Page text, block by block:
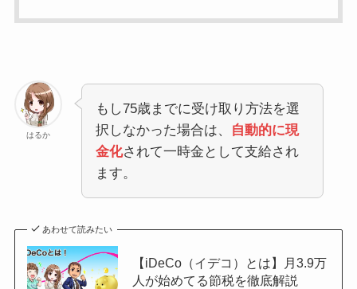
はるか
もし75歳までに受け取り方法を選
択しなかった場合は、
自動的に現
金化されて一時金として支給され
ます。
あわせて読みたい
【iDeCo（イデコ）とは】月3.9万
人が始めてる節税を徹底解説